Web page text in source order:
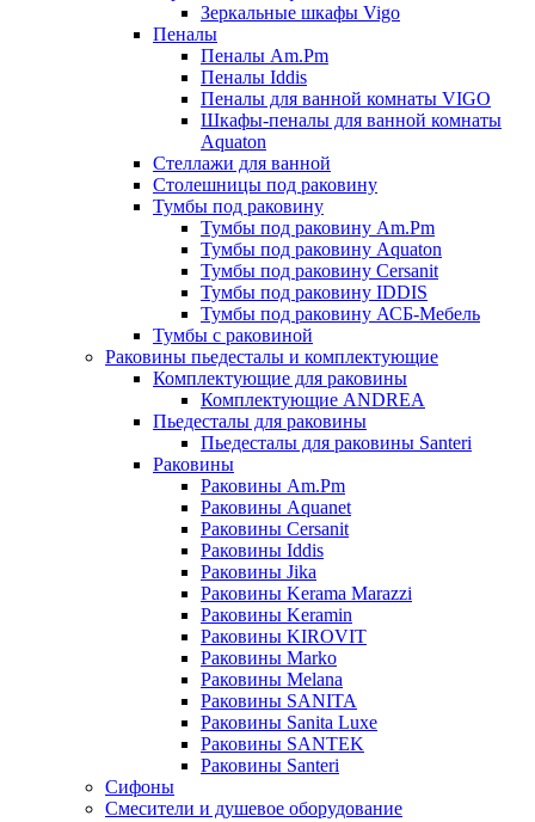
Зеркальные шкафы Vigo
Пеналы
Пеналы Am.Pm
Пеналы Iddis
Пеналы для ванной комнаты VIGO
Шкафы-пеналы для ванной комнаты
Aquaton
Стеллажи для ванной
Столешницы под раковину
Тумбы под раковину
Тумбы под раковину Am.Pm
Тумбы под раковину Aquaton
Тумбы под раковину Cersanit
Тумбы под раковину IDDIS
Тумбы под раковину АСБ-Мебель
Тумбы с раковиной
Раковины пьедесталы и комплектующие
Комплектующие для раковины
Комплектующие ANDREA
Пьедесталы для раковины
Пьедесталы для раковины Santeri
Раковины
Раковины Am.Pm
Раковины Aquanet
Раковины Cersanit
Раковины Iddis
Раковины Jika
Раковины Kerama Marazzi
Раковины Keramin
Раковины KIROVIT
Раковины Marko
Раковины Melana
Раковины SANITA
Раковины Sanita Luxe
Раковины SANTEK
Раковины Santeri
Сифоны
Смесители и душевое оборудование